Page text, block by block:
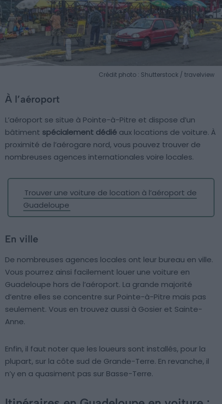
Crédit photo : Shutterstock / travelview
À l’aéroport
L’aéroport se situe à Pointe-à-Pitre et dispose d’un
bâtiment spécialement dédié aux locations de voiture. À
proximité de l’aérogare nord, vous pouvez trouver de
nombreuses agences internationales voire locales.
Trouver une voiture de location à l’aéroport de
Guadeloupe
En ville
De nombreuses agences locales ont leur bureau en ville.
Vous pourrez ainsi facilement louer une voiture en
Guadeloupe hors de l’aéroport. La grande majorité
d’entre elles se concentre sur Pointe-à-Pitre mais pas
seulement. Vous en trouvez aussi à Gosier et Sainte-
Anne.
Enfin, il faut noter que les loueurs sont installés, pour la
plupart, sur la côte sud de Grande-Terre. En revanche, il
n’y en a quasiment pas sur Basse-Terre.